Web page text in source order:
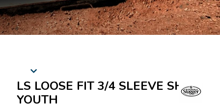
LS LOOSE FIT 3/4 SLEEVE SHIRT
YOUTH